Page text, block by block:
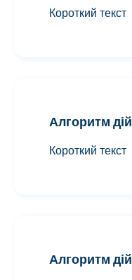
Короткий текст
Алгоритм дій
Короткий текст
Алгоритм дій